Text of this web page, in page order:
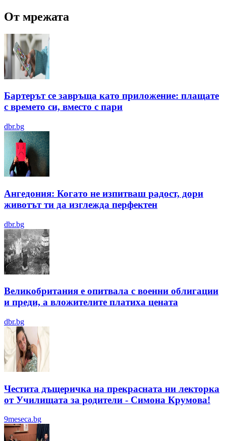
От мрежата
Бартерът се завръща като приложение: плащате
с времето си, вместо с пари
dbr.bg
Ангедония: Когато не изпитваш радост, дори
животът ти да изглежда перфектен
dbr.bg
Великобритания е опитвала с военни облигации
и преди, а вложителите платиха цената
dbr.bg
Честита дъщеричка на прекрасната ни лекторка
от Училищата за родители - Симона Крумова!
9meseca.bg